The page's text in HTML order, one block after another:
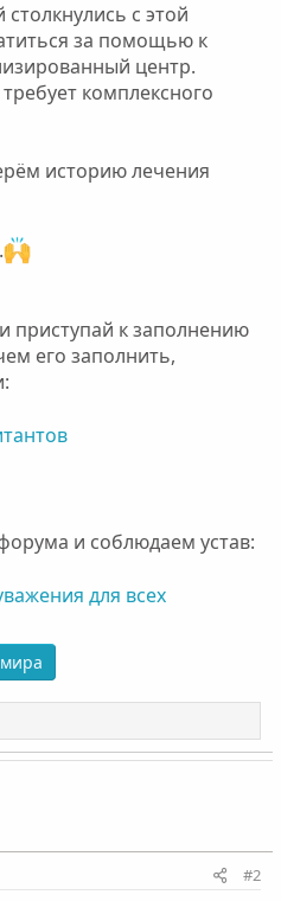
с этой
за помощью к
центр.
комплексного
историю лечения
приступай к заполнению
его заполнить,
и соблюдаем устав:
для всех
#2